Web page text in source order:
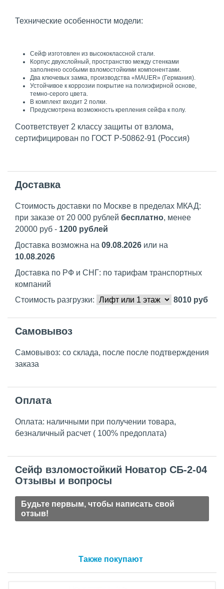
Технические особенности модели:
Сейф изготовлен из высококлассной стали.
Корпус двухслойный, пространство между стенками
заполнено особыми взломостойкими компонентами.
Два ключевых замка, производства «MAUER» (Германия).
Устойчивое к коррозии покрытие на полиэфирной основе,
темно-серого цвета.
В комплект входит 2 полки.
Предусмотрена возможность крепления сейфа к полу.
Соответствует 2 классу защиты от взлома,
сертифицирован по ГОСТ Р-50862-91 (Россия)
Доставка
Стоимость доставки по Москве в пределах МКАД:
при заказе от 20 000 рублей бесплатно, менее
20000 руб - 1200 рублей
Доставка возможна на 09.08.2026 или на
10.08.2026
Доставка по РФ и СНГ: по тарифам транспортных
компаний
Стоимость разгрузки:
8010 руб
Самовывоз
Самовывоз: со склада, после после подтверждения
заказа
Оплата
Оплата: наличными при получении товара,
безналичный расчет ( 100% предоплата)
Сейф взломостойкий Новатор СБ-2-04
Отзывы и вопросы
Будьте первым, чтобы написать свой
отзыв!
Также покупают